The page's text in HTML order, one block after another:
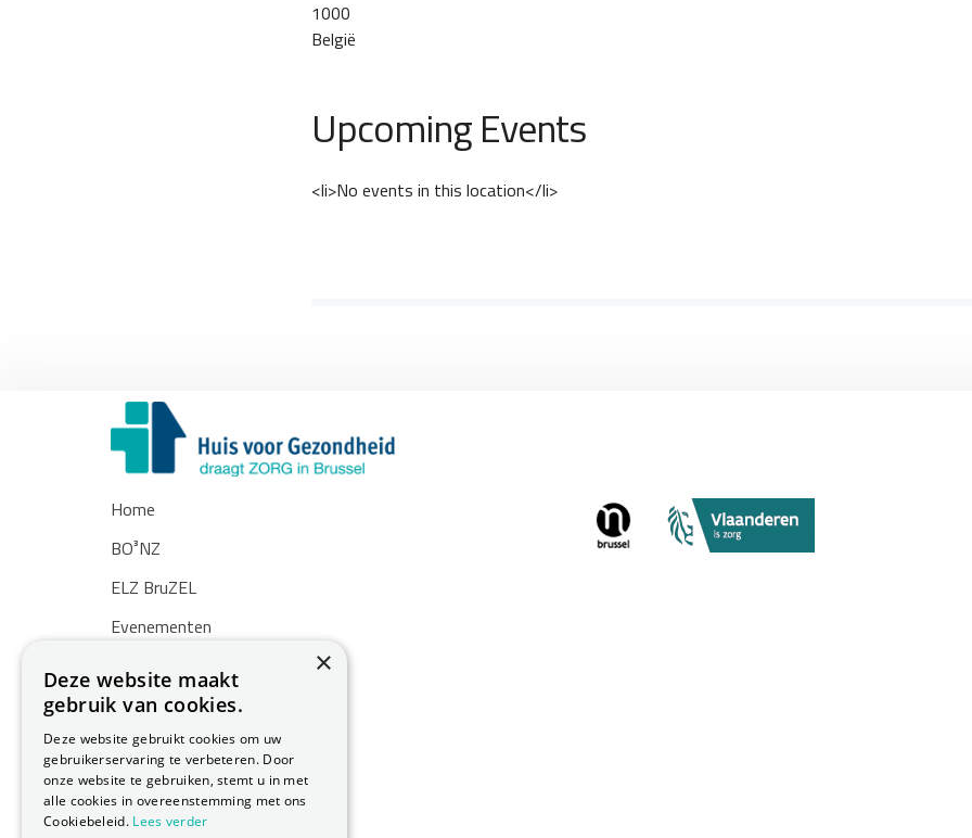
1000
België
Upcoming Events
<li>No events in this location</li>
Home
BO³NZ
ELZ BruZEL
Evenementen
Nieuws
Zoekertjes
Over ons
Contact
×
Deze website maakt
gebruik van cookies.
Deze website gebruikt cookies om uw
gebruikerservaring te verbeteren. Door
onze website te gebruiken, stemt u in met
alle cookies in overeenstemming met ons
Cookiebeleid. Lees verder